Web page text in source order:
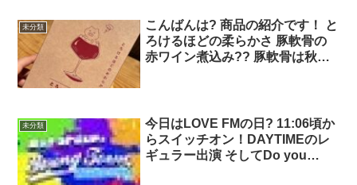
未分類
こんばんは? 商品の紹介です！ と
ろけるほどの柔らかさ 豚軟骨の
赤ワイン煮込み?? 豚軟骨は秋田
ました( ´艸`) 1頭から数百gしか取
れない希少部位で コラーゲンが
たっぷりの美容にも 嬉しい商品
未分類
今日はLOVE FMの日?️ 11:06頃か
らスイッチオン！DAYTIMEのレ
ギュラー出演 そしてDo you